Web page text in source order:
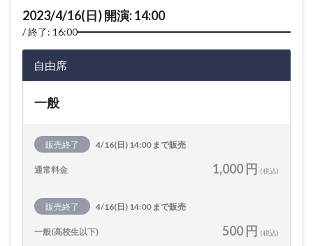
2023/4/16(日) 開演: 14:00
終了: 16:00
自由席
一般
販売終了 4/16(日) 14:00 まで販売
通常料金 1,000 円 (税込)
販売終了 4/16(日) 14:00 まで販売
一般(高校生以下) 500 円 (税込)